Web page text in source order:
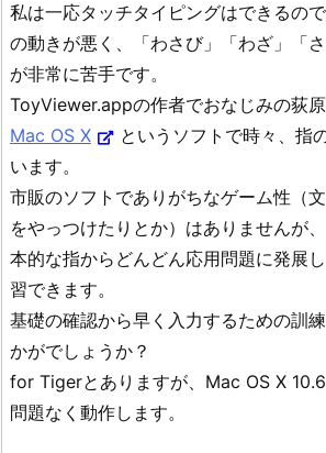
私は一応タッチタイピングはできるの
の動きが悪く、「わさび」「わざ」「
が非常に苦手です。
ToyViewer.appの作者でおなじみの荻
Mac OS X
というソフトで時々、指
います。
市販のソフトでありがちなゲーム性（
をやっつけたりとか）はありませんが
本的な指からどんどん応用問題に発展
習できます。
基礎の確認から早く入力するための訓
かがでしょうか？
for Tigerとありますが、Mac OS X
問題なく動作します。